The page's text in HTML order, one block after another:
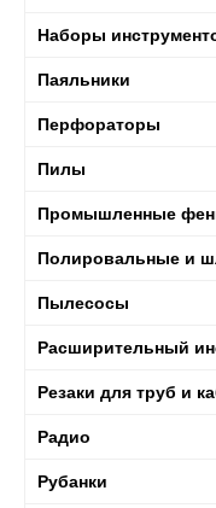
Наборы
Паяльники
Перфораторы
Пилы
Промышленные
Полировальные и
Пылесосы
Расширительный
Резаки для труб и
Радио
Рубанки